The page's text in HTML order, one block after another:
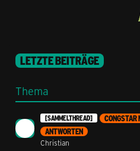
LETZTE BEITRÄGE
Thema
[SAMMELTHREAD]
CONGSTAR
ANTWORTEN
Christian